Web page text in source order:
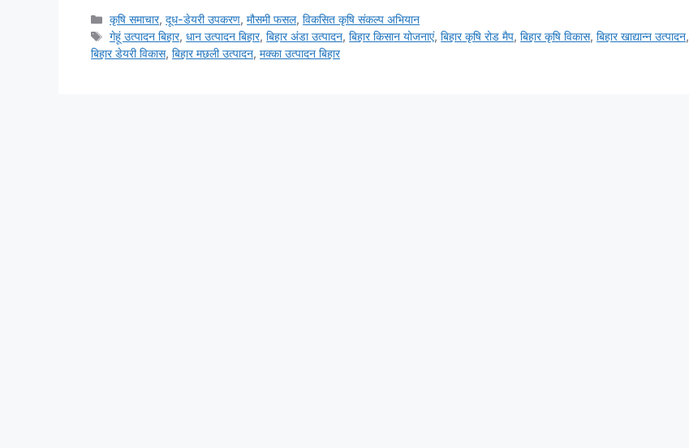
कृषि समाचार,दूध-डेयरी उपकरण,मौसमी फसल,विकसित कृषि संकल्प अभियान
गेहूं उत्पादन बिहार,धान उत्पादन बिहार,बिहार अंडा उत्पादन,बिहार किसान योजनाएं,बिहार कृषि रोड मैप,बिहार कृषि विकास,बिहार खाद्यान्न उत्पादन,
बिहार डेयरी विकास, बिहार मछली उत्पादन, मक्का उत्पादन बिहार